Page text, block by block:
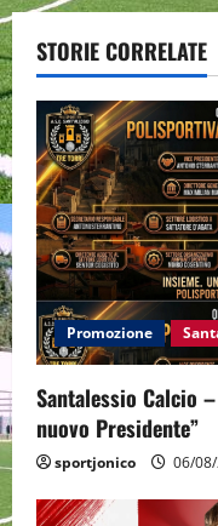
a
v
i
g
a
t
i
o
n
STORIE CORRELATE
Promozione
Santalessio Calcio
nuovo Presidente”
sportjonico 06/